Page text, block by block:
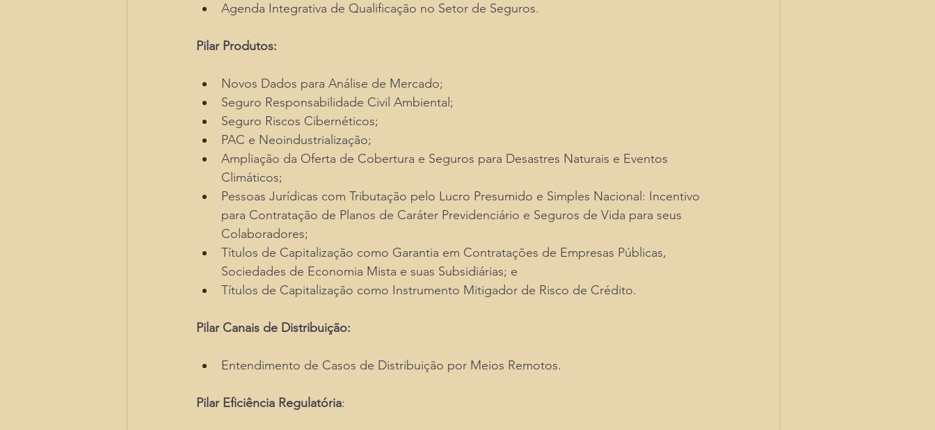
Agenda Integrativa de Qualificação no Setor de Seguros.
Pilar Produtos:
Novos Dados para Análise de Mercado;
Seguro Responsabilidade Civil Ambiental;
Seguro Riscos Cibernéticos;
PAC e Neoindustrialização;
Ampliação da Oferta de Cobertura e Seguros para Desastres Naturais e Eventos
Climáticos;
Pessoas Jurídicas com Tributação pelo Lucro Presumido e Simples Nacional: Incentivo
para Contratação de Planos de Caráter Previdenciário e Seguros de Vida para seus
Colaboradores;
Títulos de Capitalização como Garantia em Contratações de Empresas Públicas,
Sociedades de Economia Mista e suas Subsidiárias; e
Títulos de Capitalização como Instrumento Mitigador de Risco de Crédito.
Pilar Canais de Distribuição:
Entendimento de Casos de Distribuição por Meios Remotos.
Pilar Eficiência Regulatória: